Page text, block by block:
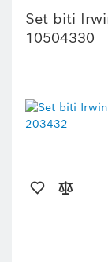
Set biti
10504330